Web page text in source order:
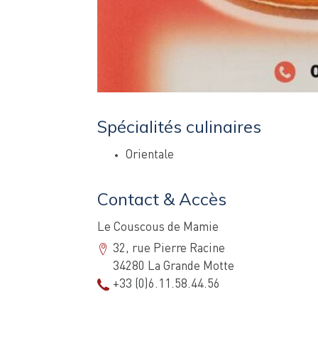
Spécialités culinaires
Orientale
Contact & Accès
Le Couscous de Mamie
32, rue Pierre Racine
34280 La Grande Motte
+33 (0)6.11.58.44.56